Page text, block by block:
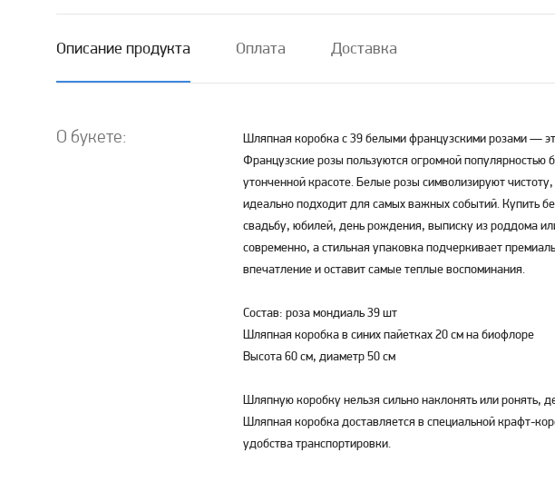
Описание продукта Оплата Доставка
О букете:
Шляпная коробка с 39 белыми французскими розами —
Французские розы пользуются огромной
утонченной красоте. Белые розы символизируют
идеально подходит для самых важных событий. Купить
свадьбу, юбилей, день рождения, выписку из роддома
современно, а стильная упаковка подчеркивает
впечатление и оставит самые теплые воспоминания.
Состав: роза мондиаль 39 шт
Шляпная коробка в синих пайетках 20 см на биофлоре
Высота 60 см, диаметр 50 см
Шляпную коробку нельзя сильно наклонять или ронять,
Шляпная коробка доставляется в специальной крафт-
удобства транспортировки.